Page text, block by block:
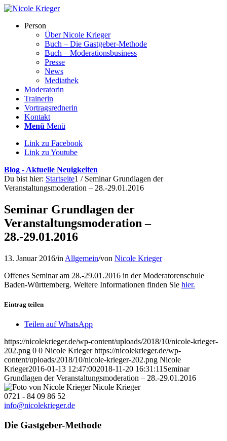
Person
Über Nicole Krieger
Buch – Die Gastgeber-Methode
Buch – Moderations­business
Presse
News
Mediathek
Moderatorin
Trainerin
Vortragsrednerin
Kontakt
Menü Menü
Link zu Facebook
Link zu Youtube
Blog - Aktuelle Neuigkeiten
Du bist hier: Startseite1 / Seminar Grundlagen der
Veranstaltungsmoderation – 28.-29.01.2016
Seminar Grundlagen der
Veranstaltungsmoderation –
28.-29.01.2016
13. Januar 2016/in Allgemein/von Nicole Krieger
Offenes Seminar am 28.-29.01.2016 in der Moderatorenschule
Baden-Württemberg. Weitere Informationen finden Sie hier.
Eintrag teilen
Teilen auf WhatsApp
https://nicolekrieger.de/wp-content/uploads/2018/10/nicole-krieger-
202.png 0 0 Nicole Krieger https://nicolekrieger.de/wp-
content/uploads/2018/10/nicole-krieger-202.png Nicole
Krieger2016-01-13 12:47:002018-11-20 16:31:11 Seminar
Grundlagen der Veranstaltungsmoderation – 28.-29.01.2016
Nicole Krieger
0721 - 84 09 86 52
info@nicolekrieger.de
Die Gastgeber-Methode